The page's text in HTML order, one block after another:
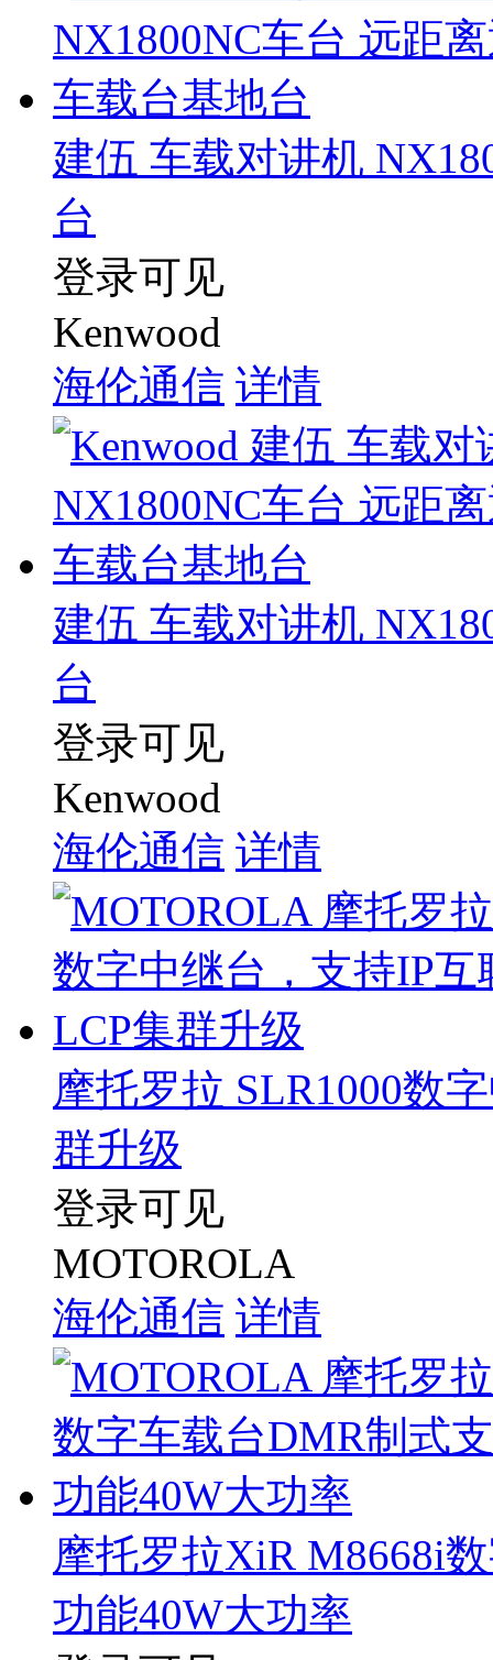
建伍 车载对讲机
台
登录可见
Kenwood
海伦通信 详情
建伍 车载对讲机
台
登录可见
Kenwood
海伦通信 详情
摩托罗拉 SLR1000数
群升级
登录可见
MOTOROLA
海伦通信 详情
摩托罗拉XiR M8668i
功能40W大功率